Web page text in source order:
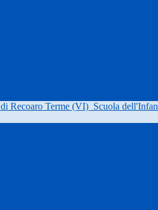
di Recoaro Terme (VI) Scuola